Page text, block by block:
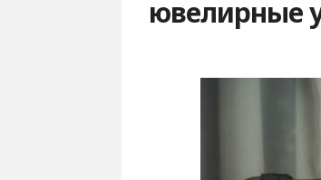
ювелирные